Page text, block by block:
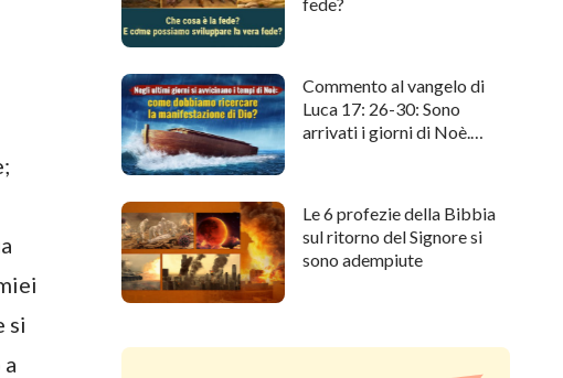
si
Commento al vangelo di
Luca 17: 26-30: Sono
arrivati i giorni di Noè.
Le 6 profezie della Bibbia
sul ritorno del Signore si
sono adempiute